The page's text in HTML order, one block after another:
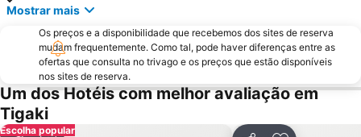
Mostrar mais
Os preços e a disponibilidade que recebemos dos sites de reserva
mudam frequentemente. Como tal, pode haver diferenças entre as
ofertas que consulta no trivago e os preços que estão disponíveis
nos sites de reserva.
Um dos Hotéis com melhor avaliação em
Tigaki
Escolha popular